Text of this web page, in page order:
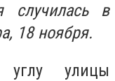
случилась в
18 ноября.
улицы